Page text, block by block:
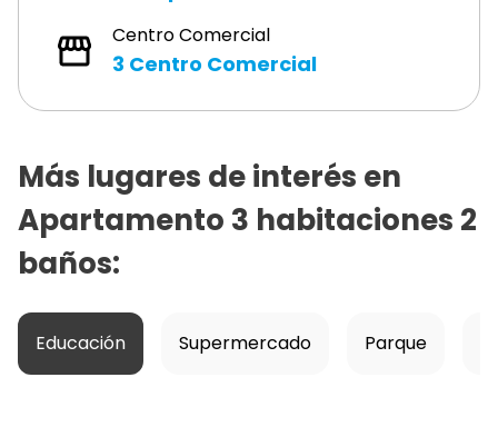
Centro Comercial
3 Centro Comercial
Más lugares de interés en
Apartamento 3 habitaciones 2
baños:
Educación Supermercado Parque